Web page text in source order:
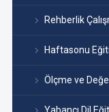
Rehberlik
Haftasonu
Ölçme ve